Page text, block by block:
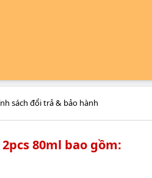
sách đổi trả & bảo hành
80ml bao gồm: